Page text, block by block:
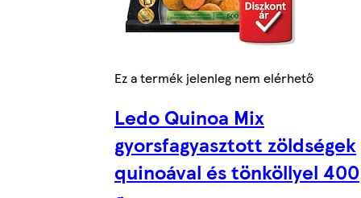
Ez a termék jelenleg nem elérhető
Ledo Quinoa Mix
gyorsfagyasztott zöldségek
quinoával és tönköllyel 400